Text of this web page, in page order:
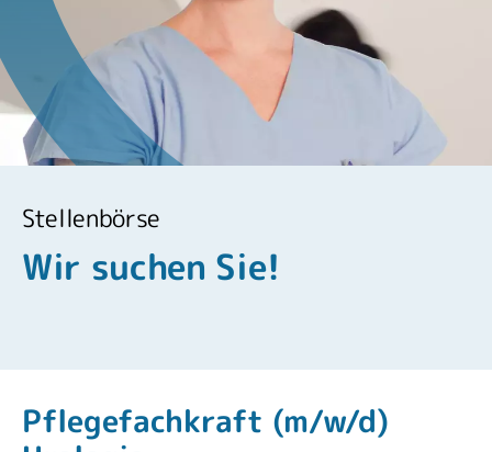
Stellenbörse
Wir suchen Sie!
Pflegefachkraft (m/w/d)